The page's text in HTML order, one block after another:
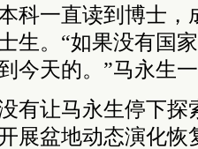
科一直读到博士，
生。“如果没有国
今天的。”马永生
有让马永生停下探
展盆地动态演化恢